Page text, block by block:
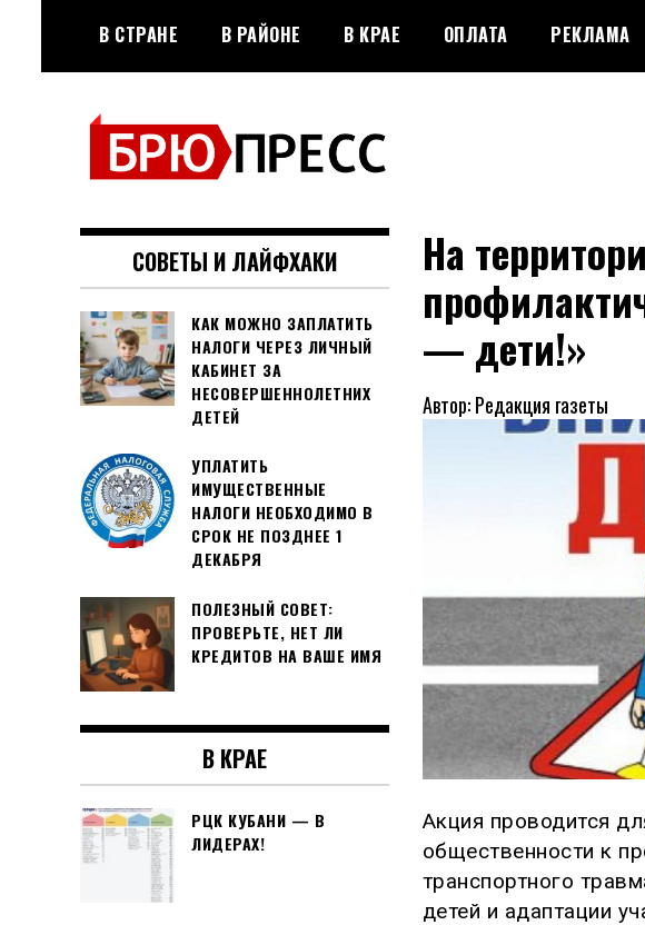
содержимому
В СТРАНЕ В РАЙОНЕ В КРАЕ ОПЛАТА РЕКЛАМА
БРЮПРЕСС
Официальный сайт газеты
"Брюховецкие новости"
На
— дети!»
Автор: Редакция газеты
Акция проводится
общественности к
транспортного
детей и адаптации
СОВЕТЫ И ЛАЙФХАКИ
КАК МОЖНО ЗАПЛАТИТЬ
НАЛОГИ ЧЕРЕЗ ЛИЧНЫЙ
КАБИНЕТ ЗА
НЕСОВЕРШЕННОЛЕТНИХ
ДЕТЕЙ
УПЛАТИТЬ
ИМУЩЕСТВЕННЫЕ
НАЛОГИ НЕОБХОДИМО В
СРОК НЕ ПОЗДНЕЕ 1
ДЕКАБРЯ
ПОЛЕЗНЫЙ СОВЕТ:
ПРОВЕРЬТЕ, НЕТ ЛИ
КРЕДИТОВ НА ВАШЕ ИМЯ
В КРАЕ
РЦК КУБАНИ — В
ЛИДЕРАХ!